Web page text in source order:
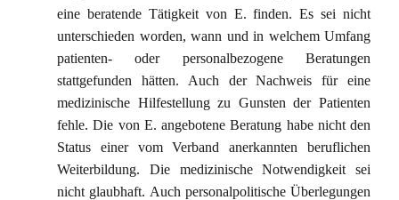
eine beratende Tätigkeit von E. finden. Es sei nicht
unterschieden worden, wann und in welchem Umfang
patienten- oder personalbezogene Beratungen
stattgefunden hätten. Auch der Nachweis für eine
medizinische Hilfestellung zu Gunsten der Patienten
fehle. Die von E. angebotene Beratung habe nicht den
Status einer vom Verband anerkannten beruflichen
Weiterbildung. Die medizinische Notwendigkeit sei
nicht glaubhaft. Auch personalpolitische Überlegungen